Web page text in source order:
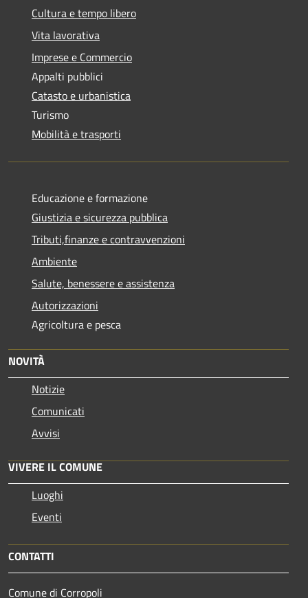
Cultura e tempo libero
Vita lavorativa
Imprese e Commercio
Appalti pubblici
Catasto e urbanistica
Turismo
Mobilità e trasporti
Educazione e formazione
Giustizia e sicurezza pubblica
Tributi,finanze e contravvenzioni
Ambiente
Salute, benessere e assistenza
Autorizzazioni
Agricoltura e pesca
NOVITÀ
Notizie
Comunicati
Avvisi
VIVERE IL COMUNE
Luoghi
Eventi
CONTATTI
Comune di Corropoli